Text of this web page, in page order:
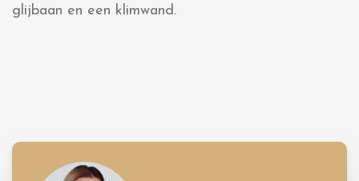
glijbaan en een klimwand.